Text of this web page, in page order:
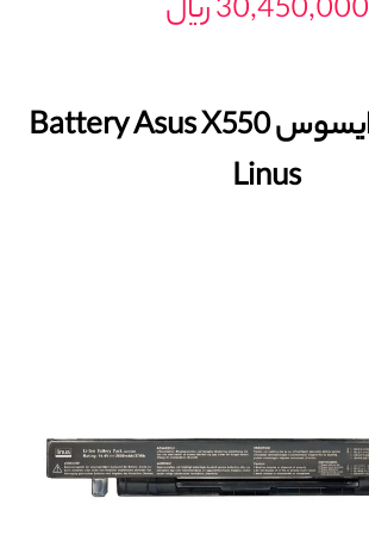
باتری لپتاپ ایسوس Battery Asus X550
Linus
30,450,000 ریال